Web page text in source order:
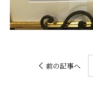
前の記事へ